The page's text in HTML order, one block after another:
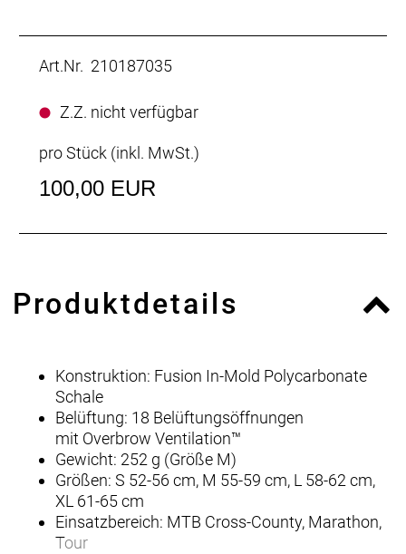
Art.Nr. 210187035
Z.Z. nicht verfügbar
pro Stück (inkl. MwSt.)
100,00 EUR
Produktdetails
Konstruktion: Fusion In-Mold Polycarbonate
Schale
Belüftung: 18 Belüftungsöffnungen
mit Overbrow Ventilation™
Gewicht: 252 g (Größe M)
Größen: S 52-56 cm, M 55-59 cm, L 58-62 cm,
XL 61-65 cm
Einsatzbereich: MTB Cross-County, Marathon,
Tour